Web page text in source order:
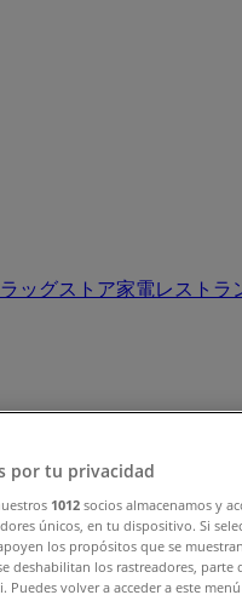
ラッグストア家電レストラ
(0)
por tu privacidad
1012 socios almacenamos y
únicos, en tu dispositivo. Si
los propósitos que se
deshabilitan los rastreadores,
Puedes volver a acceder a este